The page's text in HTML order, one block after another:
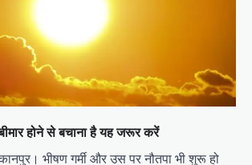
होने से बचाना है यह जरूर करें
भीषण गर्मी और उस पर नौतपा भी शुरू हो